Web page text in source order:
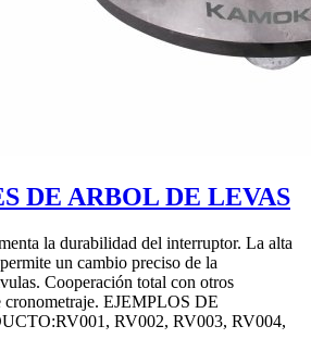
DE ARBOL DE LEVAS
la durabilidad del interruptor. La alta
un cambio preciso de la
Cooperación total con otros
cronometraje. EJEMPLOS DE
RV002, RV003, RV004,